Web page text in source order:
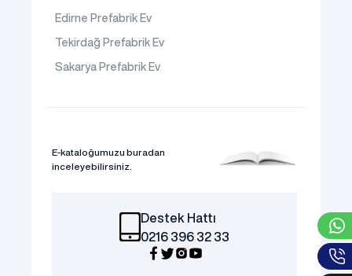
Edirne Prefabrik Ev
Tekirdağ Prefabrik Ev
Sakarya Prefabrik Ev
E-kataloğumuzu buradan
inceleyebilirsiniz.
Destek Hattı
0216 396 32 33